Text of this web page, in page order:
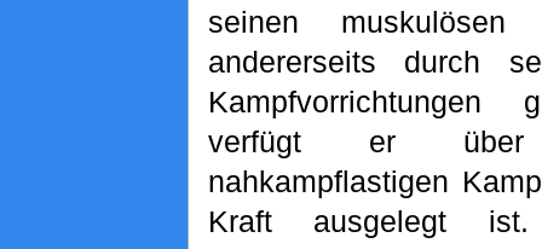
seinen muskulösen
andererseits durch
Kampfvorrichtungen
verfügt er
nahkampflastigen
Kraft ausgelegt